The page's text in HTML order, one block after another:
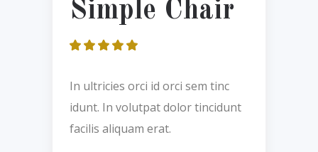
Simple Chair
zákazníckych
recenzií
In ultricies orci id orci sem tinc
idunt. In volutpat dolor tincidunt
facilis aliquam erat.